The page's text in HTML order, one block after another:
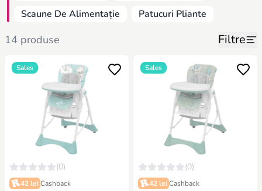
Scaune De Alimentație
Patucuri Pliante
14 produse Filtre
Sales
(0)
42 lei Cashback
Sales
(0)
42 lei Cashback